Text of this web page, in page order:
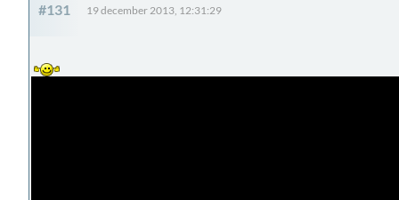
#131 19 december 2013, 12:31:29